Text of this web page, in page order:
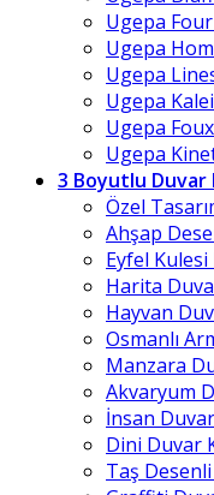
Ugepa
Ugepa
Ugepa
Ugepa
Ugepa
Ugepa
3 Boyutlu Duvar
Özel
Ahşap
Eyfel Kulesi
Harita
Hayvan
Osmanlı
Manzara
Akvaryum
İnsan
Dini Duvar
Taş Desenli